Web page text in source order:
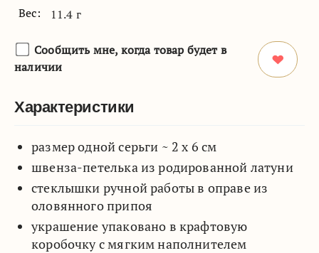
Вес: 11.4 г
Сообщить мне, когда товар будет в
наличии
Характеристики
размер одной серьги ~ 2 х 6 см
швенза-петелька из родированной латуни
стеклышки ручной работы в оправе из
оловянного припоя
украшение упаковано в крафтовую
коробочку с мягким наполнителем